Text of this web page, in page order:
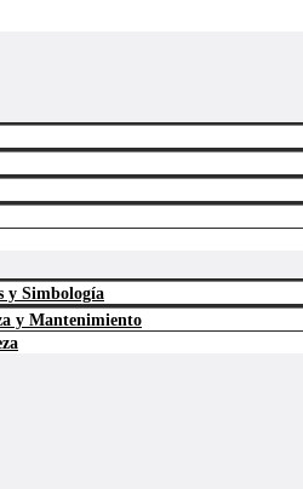
y Simbología
y Mantenimiento